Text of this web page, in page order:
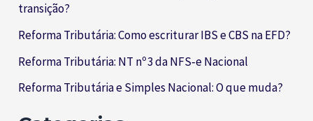
transição?
Reforma Tributária: Como escriturar IBS e CBS na EFD?
Reforma Tributária: NT nº 3 da NFS‑e Nacional
Reforma Tributária e Simples Nacional: O que muda?